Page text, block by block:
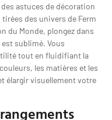
astuces de décoration
des univers de Ferm
du Monde, plongez dans
sublimé. Vous
tout en fluidifiant la
les matières et les
élargir visuellement votre